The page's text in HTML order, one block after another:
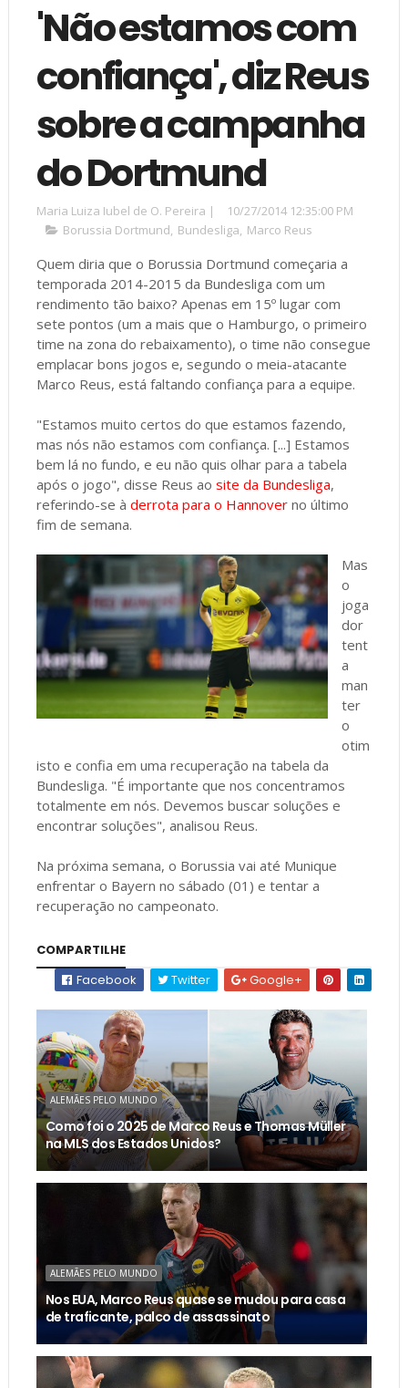
'Não estamos com
confiança', diz Reus
sobre a campanha
do Dortmund
Maria Luiza Iubel de O. Pereira |
10/27/2014 12:35:00 PM
Borussia Dortmund, Bundesliga, Marco Reus
Quem diria que o Borussia Dortmund começaria a
temporada 2014-2015 da Bundesliga com um
rendimento tão baixo? Apenas em 15º lugar com
sete pontos (um a mais que o Hamburgo, o primeiro
time na zona do rebaixamento), o time não consegue
emplacar bons jogos e, segundo o meia-atacante
Marco Reus, está faltando confiança para a equipe.
"Estamos muito certos do que estamos fazendo,
mas nós não estamos com confiança. [...] Estamos
bem lá no fundo, e eu não quis olhar para a tabela
após o jogo", disse Reus ao site da Bundesliga,
referindo-se à derrota para o Hannoverno último
fim de semana.
Mas
o
joga
dor
tent
a
man
ter
o
otim
isto e confia em uma recuperação na tabela da
Bundesliga. "É importante que nos concentramos
totalmente em nós. Devemos buscar soluções e
encontrar soluções", analisou Reus.
Na próxima semana, o Borussia vai até Munique
enfrentar o Bayern no sábado (01) e tentar a
recuperação no campeonato.
COMPARTILHE
Facebook
Twitter Google+
ALEMÃES PELO MUNDO
Como foi o 2025 de Marco Reus e Thomas Müller
na MLS dos Estados Unidos?
ALEMÃES PELO MUNDO
Nos EUA, Marco Reus quase se mudou para casa
de traficante, palco de assassinato